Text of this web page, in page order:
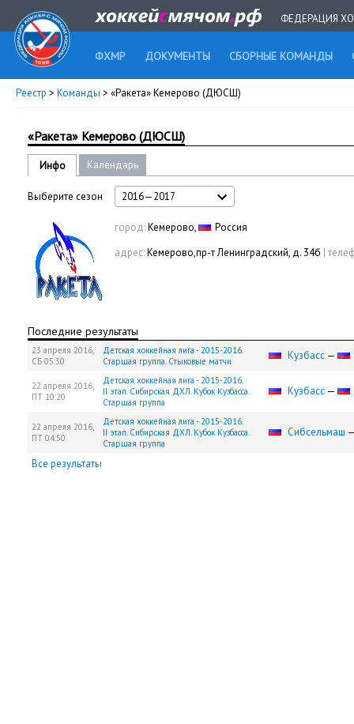
ФЕДЕРАЦИЯ
ФХМР ДОКУМЕНТЫ СБОРНЫЕ КОМАНДЫ
Реестр > Команды > «Ракета» Кемерово (ДЮСШ)
«Ракета» Кемерово (ДЮСШ)
Инфо Календарь
Выберите сезон 2016—2017
город:Кемерово,
Россия
адрес:Кемерово,пр-т Ленинградский, д. 34б |
Последние результаты
23 апреля 2016,
СБ 05:30
Детская хоккейная лига - 2015-2016.
Старшая группа. Стыковые матчи
Кузбасс —
22 апреля 2016,
ПТ 10:20
Детская хоккейная лига - 2015-2016.
II этап. Сибирская ДХЛ. Кубок Кузбасса.
Старшая группа
Кузбасс —
22 апреля 2016,
ПТ 04:50
Детская хоккейная лига - 2015-2016.
II этап. Сибирская ДХЛ. Кубок Кузбасса.
Старшая группа
Сибсельмаш
Все результаты